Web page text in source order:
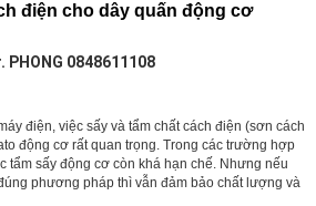
điện cho dây quấn động cơ
0848611108
điện, việc sấy và tẩm chất cách điện (sơn cách
động cơ rất quan trọng. Trong các trường hợp
tẩm sấy động cơ còn khá hạn chế. Nhưng nếu
phương pháp thì vẫn đảm bảo chất lượng và